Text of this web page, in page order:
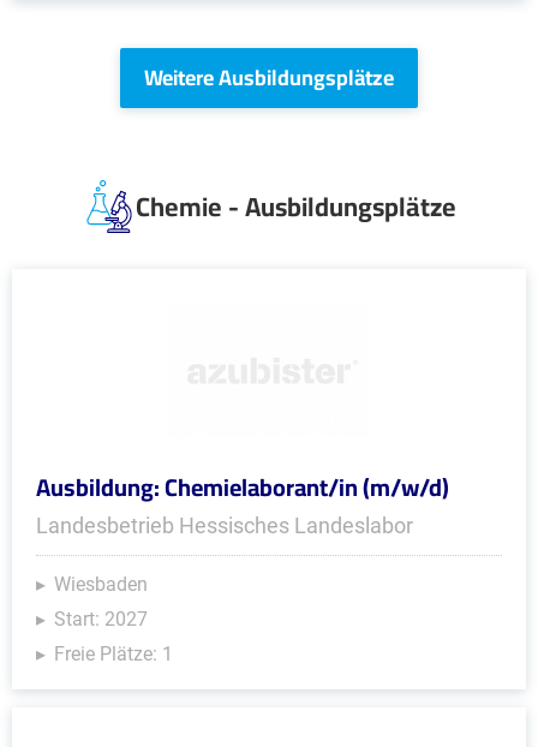
Weitere Ausbildungsplätze
Chemie - Ausbildungsplätze
Ausbildung: Chemielaborant/in (m/w/d)
Landesbetrieb Hessisches Landeslabor
Wiesbaden
Start: 2027
Freie Plätze: 1